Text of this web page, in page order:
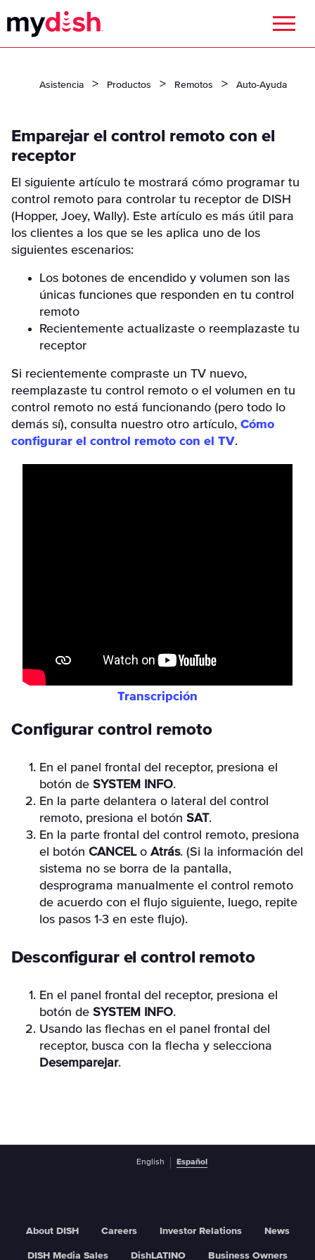
Menu
Asistencia Productos Remotos Auto-Ayuda
Emparejar el control remoto con el
receptor
El siguiente artículo te mostrará cómo programar tu
control remoto para controlar tu receptor de DISH
(Hopper, Joey, Wally). Este artículo es más útil para
los clientes a los que se les aplica uno de los
siguientes escenarios:
Los botones de encendido y volumen son las
únicas funciones que responden en tu control
remoto
Recientemente actualizaste o reemplazaste tu
receptor
Si recientemente compraste un TV nuevo,
reemplazaste tu control remoto o el volumen en tu
control remoto no está funcionando (pero todo lo
demás sí), consulta nuestro otro artículo, Cómo
configurar el control remoto con el TV.
Transcripción
Configurar control remoto
En el panel frontal del receptor, presiona el
botón de SYSTEM INFO.
En la parte delantera o lateral del control
remoto, presiona el botón SAT.
En la parte frontal del control remoto, presiona
el botón CANCELo Atrás. (Si la información del
sistema no se borra de la pantalla,
desprograma manualmente el control remoto
de acuerdo con el flujo siguiente, luego, repite
los pasos 1-3 en este flujo).
Desconfigurar el control remoto
En el panel frontal del receptor, presiona el
botón de SYSTEM INFO.
Usando las flechas en el panel frontal del
receptor, busca con la flecha y selecciona
Desemparejar.
English Español
About DISH Careers Investor Relations News
DISH Media Sales DishLATINO Business Owners